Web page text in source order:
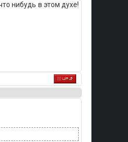
нибудь в этом духе!